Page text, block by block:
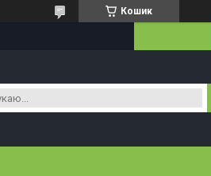
Кошик